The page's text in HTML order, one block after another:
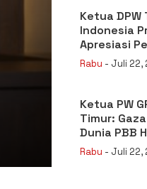
Ketua DPW
Indonesia
Apresiasi
Sudaryono
Badan Gizi
Rabu - Juli 22,
Ketua PW
Timur:
Dunia PBB
Total atau
Rabu - Juli 22,